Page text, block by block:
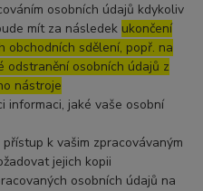
osobních údajů kdykoliv
mít za následek ukončení
obchodních sdělení, popř. na
odstranění osobních údajů z
nástroje
informaci, jaké vaše osobní
k vašim zpracovávaným
jejich kopii
osobních údajů na